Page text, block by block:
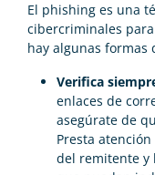
El phishing es una
cibercriminales
hay algunas formas
Verifica
enlaces de
asegúrate de
Presta
del remitente y